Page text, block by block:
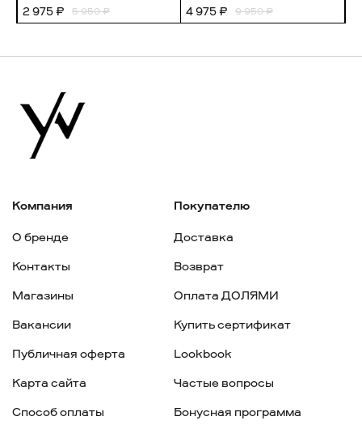
2 975 ₽ 5 950 ₽ 4 975 ₽ 9 950 ₽
Компания
О бренде
Контакты
Магазины
Вакансии
Публичная оферта
Карта сайта
Способ оплаты
Покупателю
Доставка
Возврат
Оплата ДОЛЯМИ
Купить сертификат
Lookbook
Частые вопросы
Бонусная программа